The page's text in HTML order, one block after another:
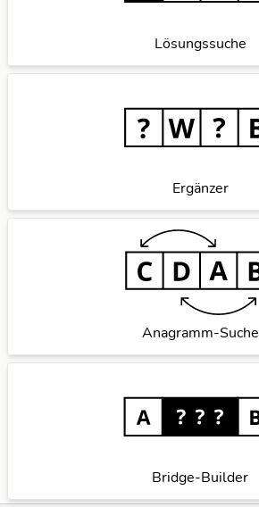
Lösungssuche
Ergänzer
Anagramm-Suche
Bridge-Builder